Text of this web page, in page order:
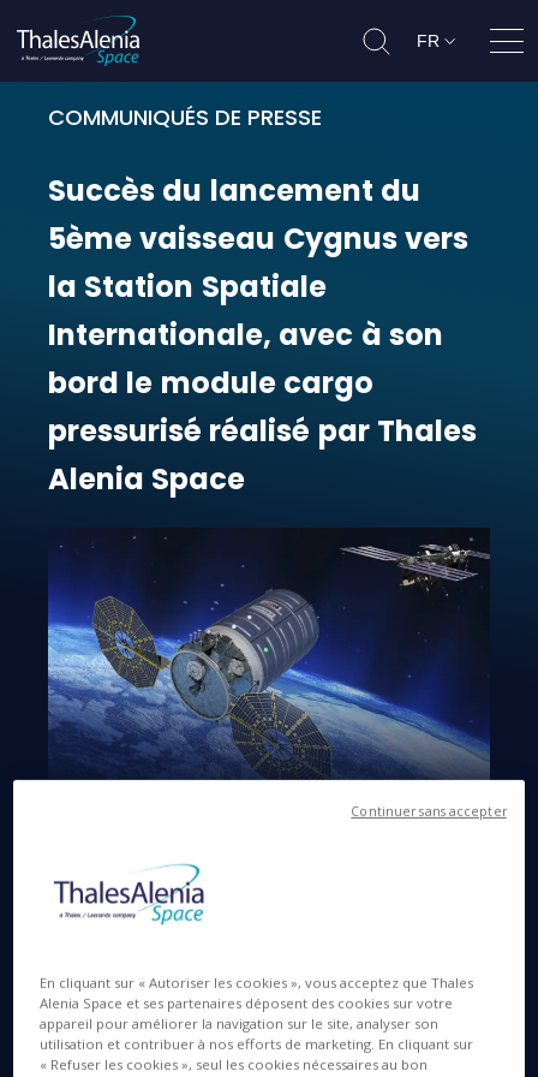
FR
COMMUNIQUÉS DE PRESSE
Succès du lancement du 5ème
Succès du lancement du
5èmevaisseau Cygnusvers
la Station Spatiale
Internationale, avec à son
bord le module cargo
pressurisé réalisé par Thales
Alenia Space
6 DÉC. 2015
En cliquant sur « Autoriser les cookies », vous acceptez que Thales
Alenia Space et ses partenaires déposent des cookies sur votre
appareil pour améliorer la navigation sur le site, analyser son
utilisation et contribuer à nos efforts de marketing. En cliquant sur
« Refuser les cookies », seul les cookies nécessaires au bon
Continuer sans accepter